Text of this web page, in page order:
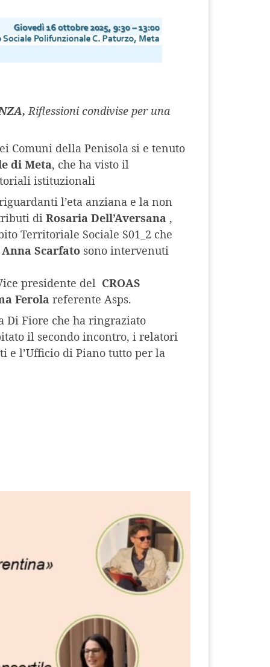
Riflessioni condivise per una
Comuni della Penisola si e tenuto
di Meta, che ha visto il
istituzionali
l’eta anziana e la non
diRosaria Dell’Aversana,
Territoriale Sociale S01_2 che
Anna Scarfatosono intervenuti
presidente del CROAS
Ferolareferente Asps.
Di Fiore che ha ringraziato
il secondo incontro, i relatori
l’Ufficio di Piano tutto per la